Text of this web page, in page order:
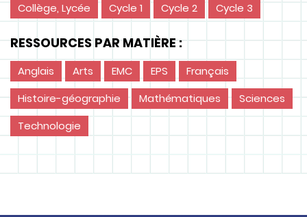
Collège, Lycée Cycle 1 Cycle 2 Cycle 3
RESSOURCES PAR MATIÈRE :
Anglais Arts EMC EPS
Français
Histoire-géographie
Mathématiques
Sciences
Technologie